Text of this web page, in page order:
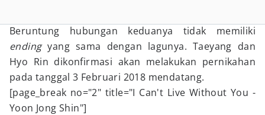
Beruntung hubungan keduanya tidak memiliki
endingyang sama dengan lagunya. Taeyang dan
Hyo Rin dikonfirmasi akan melakukan pernikahan
pada tanggal 3 Februari 2018 mendatang.
[page_break no="2" title="I Can't Live Without You -
Yoon Jong Shin"]